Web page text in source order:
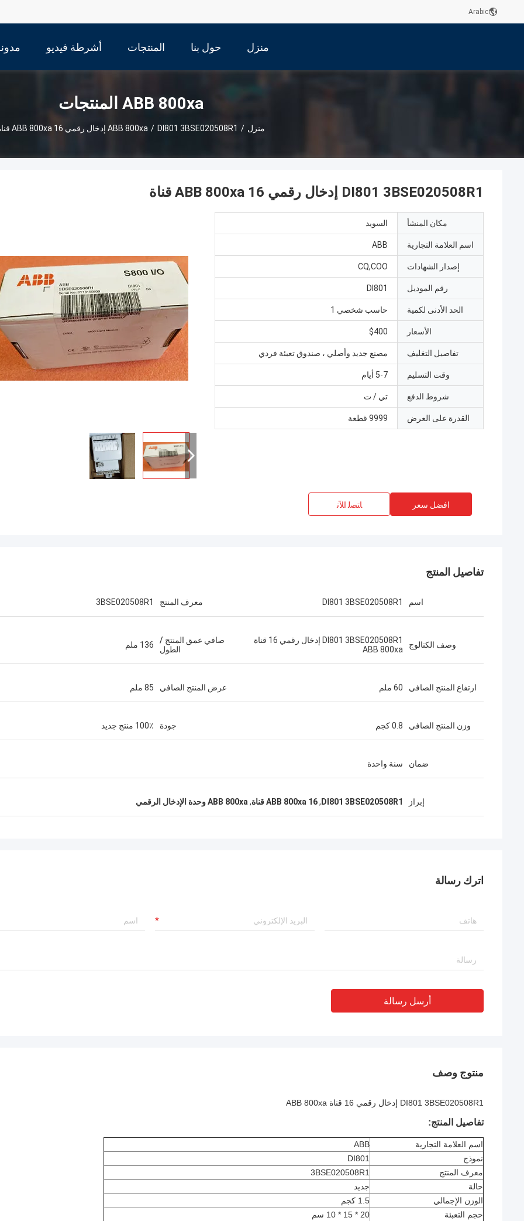
Arabic
منزل حول بنا المنتجات أشرطة فيديو
ABB 800xa المنتجات
منزل /
ABB 800xa / DI801 3BSE020508R1 إدخال رقمي ABB 800xa 16 قناة
DI801 3BSE020508R1 إدخال رقمي ABB 800xa 16 قناة
مكان المنشأ السويد
اسم العلامة التجارية ABB
إصدار الشهادات CQ,COO
رقم الموديل DI801
الحد الأدنى لكمية حاسب شخصي 1
الأسعار $400
تفاصيل التغليف مصنع جديد وأصلي ، صندوق تعبئة فردي
وقت التسليم 5-7 أيام
شروط الدفع تي / ت
القدرة على العرض 9999 قطعة
افضل سعر ﺎﺘﺼﻟ ﺍﻶﻧ
تفاصيل المنتج
اسم DI801 3BSE020508R1 معرف المنتج 3BSE020508R1
وصف الكتالوج
DI801 3BSE020508R1 إدخال رقمي 16 قناة
ABB 800xa
صافي عمق المنتج /
الطول
136 ملم
ارتفاع المنتج الصافي 60 ملم عرض المنتج الصافي 85 ملم
وزن المنتج الصافي 0.8 كجم جودة 100٪ منتج جديد
ضمان سنة واحدة
إبراز DI801 3BSE020508R1
,ABB 800xa 16 قناة , ABB 800xa وحدة الإدخال الرقمي
اترك رسالة
أرسل رسالة
منتوج وصف
DI801 3BSE020508R1 إدخال رقمي 16 قناة ABB 800xa
تفاصيل المنتج:
اسم العلامة التجارية
ABB
نموذج
DI801
معرف المنتج
3BSE020508R1
حالة
جديد
الوزن الإجمالي
1.5 كجم
حجم التعبئة
20 * 15 * 10 سم